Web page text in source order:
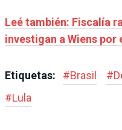
Leé también: Fiscalía
investigan a Wiens por
Etiquetas: #Brasil #
#Lula